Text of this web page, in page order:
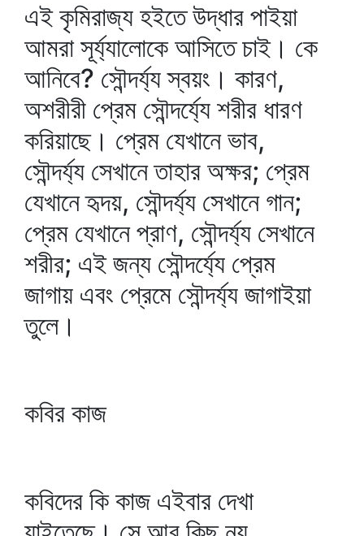
এই কৃমিরাজ্য হইতে উদ্ধার পাইয়া
আমরা সূর্য্যালোকে আসিতে চাই। কে
আনিবে? সৌন্দর্য্য স্বয়ং। কারণ,
অশরীরী প্রেম সৌন্দর্য্যে শরীর ধারণ
করিয়াছে। প্রেম যেখানে ভাব,
সৌন্দর্য্য সেখানে তাহার অক্ষর; প্রেম
যেখানে হৃদয়, সৌন্দর্য্য সেখানে গান;
প্রেম যেখানে প্রাণ, সৌন্দর্য্য সেখানে
শরীর; এই জন্য সৌন্দর্য্যে প্রেম
জাগায় এবং প্রেমে সৌন্দর্য্য জাগাইয়া
তুলে।
কবির কাজ
কবিদের কি কাজ এইবার দেখা